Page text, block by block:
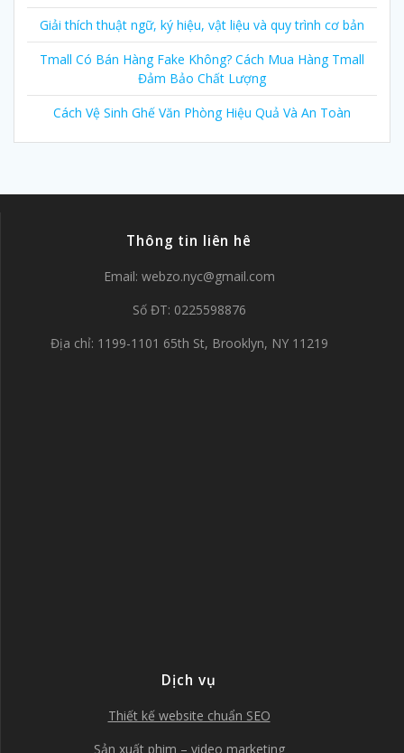
Giải thích thuật ngữ, ký hiệu, vật liệu và quy trình cơ bản
Tmall Có Bán Hàng Fake Không? Cách Mua Hàng Tmall
Đảm Bảo Chất Lượng
Cách Vệ Sinh Ghế Văn Phòng Hiệu Quả Và An Toàn
Thông tin liên hê
Email: webzo.nyc@gmail.com
Số ĐT: 0225598876
Địa chỉ: 1199-1101 65th St, Brooklyn, NY 11219
Dịch vụ
Thiết kế website chuẩn SEO
Sản xuất phim – video marketing